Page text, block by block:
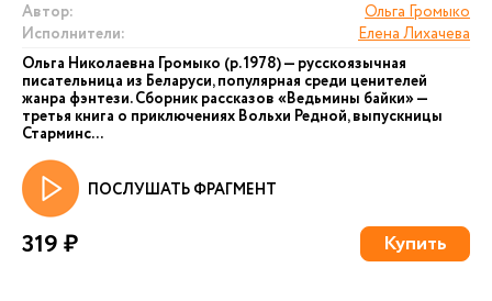
Автор:
Ольга Громыко
Исполнители:
Елена Лихачева
Ольга Николаевна Громыко (р. 1978) — русскоязычная
писательница из Беларуси, популярная среди ценителей
жанра фэнтези. Сборник рассказов «Ведьмины байки» —
третья книга о приключениях Вольхи Редной, выпускницы
Старминс...
ПОСЛУШАТЬ ФРАГМЕНТ
319 ₽ Купить